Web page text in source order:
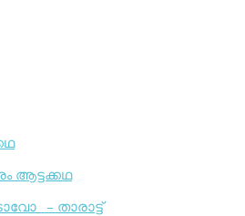
ആട്ടക്കഥ
– താരാട്ട്‌